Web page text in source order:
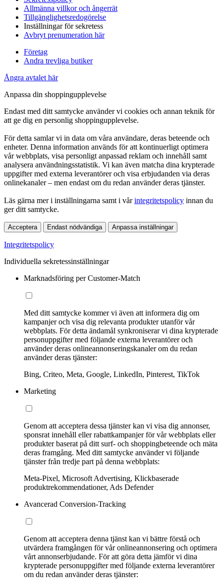
Allmänna villkor och ångerrät
Tillgänglighetsredogörelse
Inställningar för sekretess
Avbryt prenumeration här
Företag
Andra trevliga butiker
Ångra avtalet här
Anpassa din shoppingupplevelse
Endast med ditt samtycke använder vi cookies och annan teknik för
att ge dig en personlig shoppingupplevelse.
För detta samlar vi in data om våra användare, deras beteende och
enheter. Denna information används för att kontinuerligt optimera
vår webbplats, visa personligt anpassad reklam och innehåll samt
analysera användningsstatistik. Vi kan även matcha dina krypterade
uppgifter med externa leverantörer och visa erbjudanden via deras
onlinekanaler – men endast om du redan använder deras tjänster.
Läs gärna mer i inställningarna samt i vårintegritetspolicy innan du
ger ditt samtycke.
Acceptera Endast nödvändiga Anpassa inställningar
Integritetspolicy
Individuella sekretessinställningar
Marknadsföring per Customer-Match
Med ditt samtycke kommer vi även att informera dig om
kampanjer och visa dig relevanta produkter utanför vår
webbplats. För detta ändamål synkroniserar vi dina krypterade
personuppgifter med följande externa leverantörer och
använder deras onlineannonseringskanaler om du redan
använder deras tjänster:
Bing, Criteo, Meta, Google, LinkedIn, Pinterest, TikTok
Marketing
Genom att acceptera dessa tjänster kan vi visa dig annonser,
sponsrat innehåll eller rabattkampanjer för vår webbplats eller
produkter baserat på ditt surf- och shoppingbeteende och mäta
deras framgång. Med ditt samtycke använder vi följande
tjänster från tredje part på denna webbplats:
Meta-Pixel, Microsoft Advertising, Klickbaserade
produktrekommendationer, Ads Defender
Avancerad Conversion-Tracking
Genom att acceptera denna tjänst kan vi bättre förstå och
utvärdera framgången för vår onlineannonsering och optimera
vårt annonserbjudande. För att göra detta jämför vi dina
krypterade personuppgifter med följande externa leverantörer
om du redan använder deras tjänster: